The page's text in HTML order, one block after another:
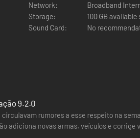
Network:
Broadband
Storage:
100 GB available
Sound Card:
No
9.2.0
rumores a esse respeito na
adiciona novas armas, veículos e